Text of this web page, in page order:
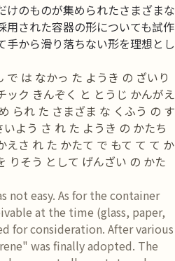
けのものが集められたさまざまな
用された容器の形についても試作
手から滑り落ちない形を理想とし
で は なかっ た ようき の ざいり
ック きんぞく と とうじ かんがえ
られ た さまざま な くふう の す
よう さ れ た ようき の かたち
えさ れ た かたて で もて て て か
りそう として げんざい の かた
not easy. As for the container
at the time (glass, paper,
for consideration. After various
was finally adopted. The